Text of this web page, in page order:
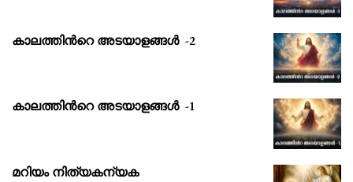
കാലത്തിൻറെ അടയാളങ്ങൾ -2
കാലത്തിൻറെ അടയാളങ്ങൾ -1
മറിയം നിത്യകന്യക